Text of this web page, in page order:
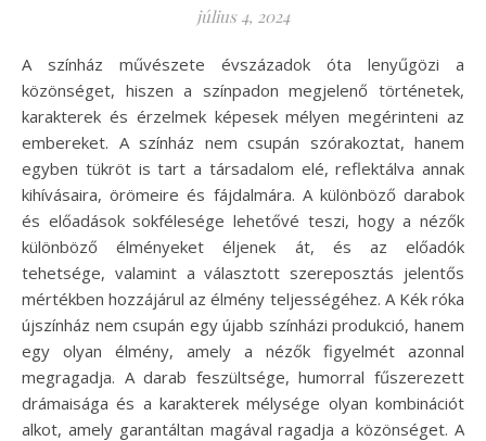
július 4, 2024
A színház művészete évszázadok óta lenyűgözi a
közönséget, hiszen a színpadon megjelenő történetek,
karakterek és érzelmek képesek mélyen megérinteni az
embereket. A színház nem csupán szórakoztat, hanem
egyben tükröt is tart a társadalom elé, reflektálva annak
kihívásaira, örömeire és fájdalmára. A különböző darabok
és előadások sokfélesége lehetővé teszi, hogy a nézők
különböző élményeket éljenek át, és az előadók
tehetsége, valamint a választott szereposztás jelentős
mértékben hozzájárul az élmény teljességéhez. A Kék róka
újszínház nem csupán egy újabb színházi produkció, hanem
egy olyan élmény, amely a nézők figyelmét azonnal
megragadja. A darab feszültsége, humorral fűszerezett
drámaisága és a karakterek mélysége olyan kombinációt
alkot, amely garantáltan magával ragadja a közönséget. A